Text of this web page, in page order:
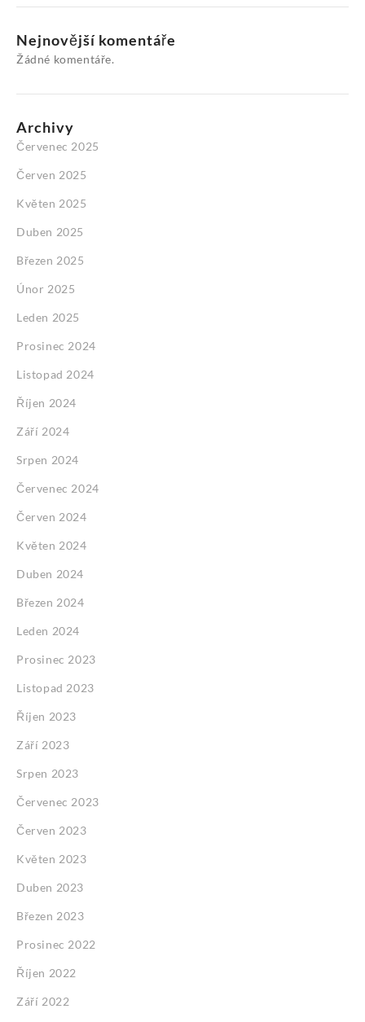
Nejnovější komentáře
Žádné komentáře.
Archivy
Červenec 2025
Červen 2025
Květen 2025
Duben 2025
Březen 2025
Únor 2025
Leden 2025
Prosinec 2024
Listopad 2024
Říjen 2024
Září 2024
Srpen 2024
Červenec 2024
Červen 2024
Květen 2024
Duben 2024
Březen 2024
Leden 2024
Prosinec 2023
Listopad 2023
Říjen 2023
Září 2023
Srpen 2023
Červenec 2023
Červen 2023
Květen 2023
Duben 2023
Březen 2023
Prosinec 2022
Říjen 2022
Září 2022